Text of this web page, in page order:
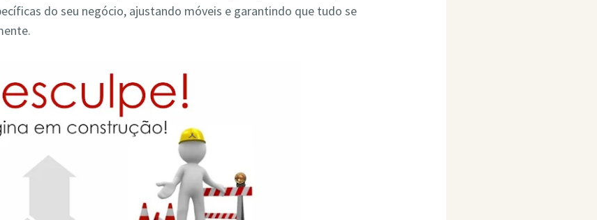
do seu negócio, ajustando móveis e garantindo que tudo se